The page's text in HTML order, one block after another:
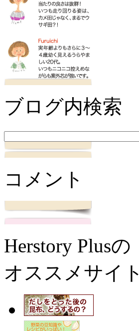
ブログ内検索
コメント
Herstory Plusの
オススメサイト